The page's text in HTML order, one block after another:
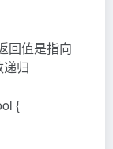
回值是指向
归
{